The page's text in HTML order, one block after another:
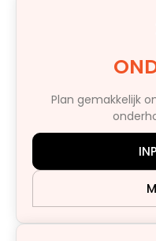
Plan gemakkelijk